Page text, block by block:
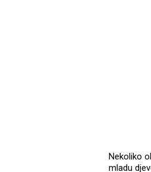
Nekoliko
mladu